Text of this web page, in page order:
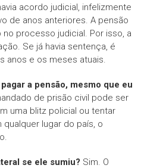
acordo judicial, infelizmente
de anos anteriores. A pensão
processo judicial. Por isso, a
Se já havia sentença, é
anos e os meses atuais.
a pensão, mesmo que eu
de prisão civil pode ser
uma blitz policial ou tentar
lugar do país, o
se ele sumiu? Sim. O